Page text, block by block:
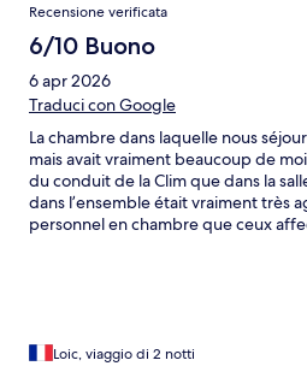
Recensione verificata
6/10 Buono
6 apr 2026
Traduci con Google
La chambre dans laquelle nous
mais avait vraiment beaucoup de
du conduit de la Clim que dans la
dans l’ensemble était vraiment très
personnel en chambre que ceux
cuisinés à la perfection ; ça a été un
Loic, viaggio di 2 notti